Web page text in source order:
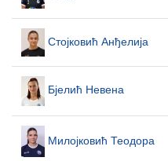
Стојковић Анђелија
Бјелић Невена
Милојковић Теодора